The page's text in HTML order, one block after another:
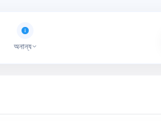
অনান্য